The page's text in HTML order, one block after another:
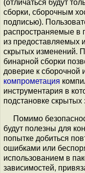
(отличаться будут
сборки, сборочным
подписью).
распространяемые в
из предоставляемых
скрытых изменений.
бинарной сборки
доверие к сборочной
компрометация
инструментария в
подстановке скрытых
Помимо
будут полезны для
попытке добиться
ошибками или
использованием в
зависимостей,